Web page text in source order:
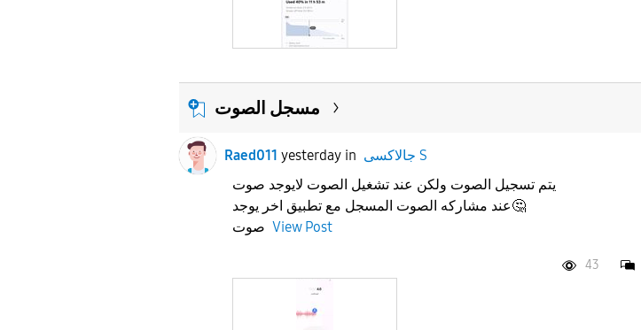
مسجل الصوت
Raed011 yesterday in
جالاكسى S
يتم تسجيل الصوت ولكن عند تشغيل الصوت لايوجد صوت
🤔عند مشاركه الصوت المسجل مع تطبيق اخر يوجد
View Post
43